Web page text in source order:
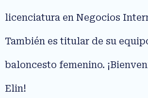
licenciatura en Negocios
También es titular de su
baloncesto femenino.
Elin!